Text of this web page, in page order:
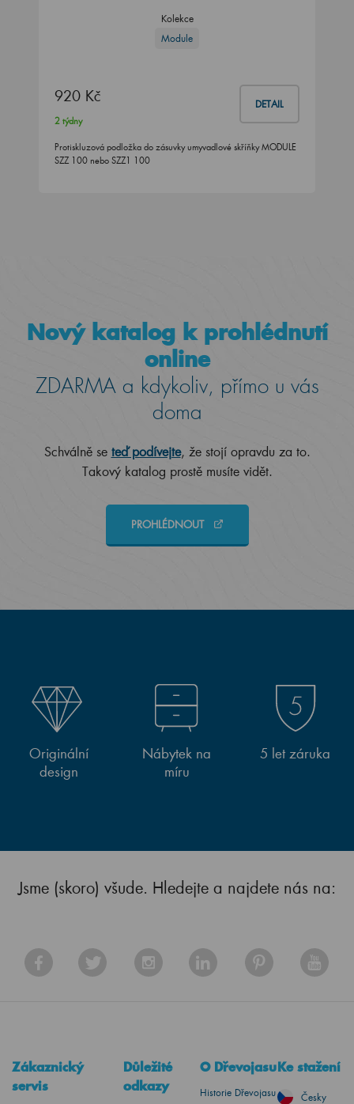
Kolekce
Module
920 Kč DETAIL
2 týdny
Protiskluzová podložka do zásuvky umyvadlové skříňky MODULE
SZZ 100 nebo SZZ1 100
Nový katalog k prohlédnutí
online
ZDARMA a kdykoliv, přímo u vás
doma
Schválně se teď podívejte, že stojí opravdu za to.
Takový katalog prostě musíte vidět.
PROHLÉDNOUT
Originální
design
Nábytek na
míru
5 let záruka
Jsme (skoro) všude. Hledejte a najdete nás na:
Zákaznický
servis
Důležité
odkazy
O Dřevojasu
Historie Dřevojasu
Ke stažení
Česky